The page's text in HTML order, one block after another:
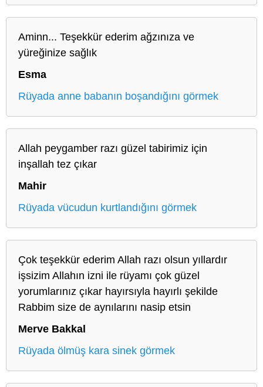
Aminn... Teşekkür ederim ağzınıza ve
yüreğinize sağlık
Esma
Rüyada anne babanın boşandığını görmek
Allah peygamber razı güzel tabirimiz için
inşallah tez çıkar
Mahir
Rüyada vücudun kurtlandığını görmek
Çok teşekkür ederim Allah razı olsun yıllardır
işsizim Allahın izni ile rüyamı çok güzel
yorumlarınız çıkar hayırsıyla hayırlı şekilde
Rabbim size de aynılarını nasip etsin
Merve Bakkal
Rüyada ölmüş kara sinek görmek